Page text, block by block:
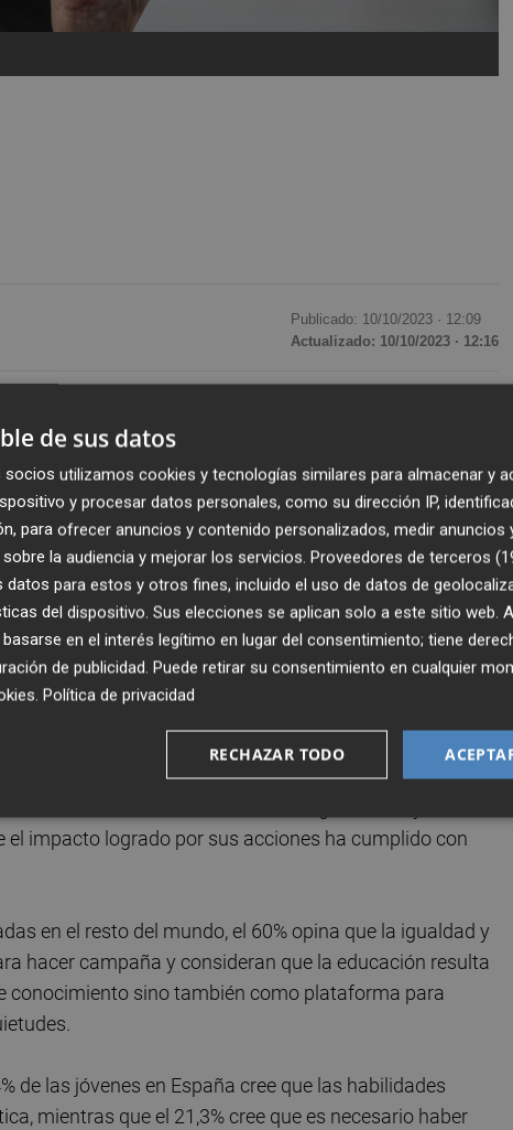
Publicado: 10/10/2023 · 12:09
Actualizado: 10/10/2023 · 12:16
para las niñas y jóvenes activistas en España, como
activistas al frente de los avances por la
acto en el Congreso de los Diputados en el marco del
11 de octubre.
países, entre ellos España- revela que una de cada
al defender alguna causa social mientras que
o ansiedad, .
una visión global de los logros y desafíos a los que se
online a cerca de mil personas de entre 15 y 24 años.
(25,8%) coinciden en destacar el feminismo como uno
hacen referencia a las desigualdades y al
el impacto logrado por sus acciones ha cumplido con
en el resto del mundo, el 60% opina que la igualdad y
hacer campaña y consideran que la educación resulta
conocimiento sino también como plataforma para
de las jóvenes en España cree que las habilidades
mientras que el 21,3% cree que es necesario haber
de sus datos
utilizamos cookies y tecnologías similares para almacenar y
y procesar datos personales, como su dirección IP,
para ofrecer anuncios y contenido personalizados, medir anuncios
la audiencia y mejorar los servicios. Proveedores de terceros
datos para estos y otros fines, incluido el uso de datos de
del dispositivo. Sus elecciones se aplican solo a este sitio web.
en el interés legítimo en lugar del consentimiento; tiene
de publicidad. Puede retirar su consentimiento en cualquier
. Política de privacidad
RECHAZAR TODO